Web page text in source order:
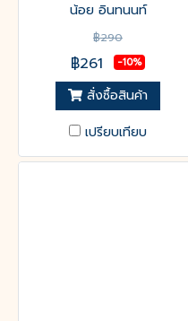
น้อย อินทนนท์
฿290
฿261 -10%
สั่งซื้อสินค้า
เปรียบเทียบ